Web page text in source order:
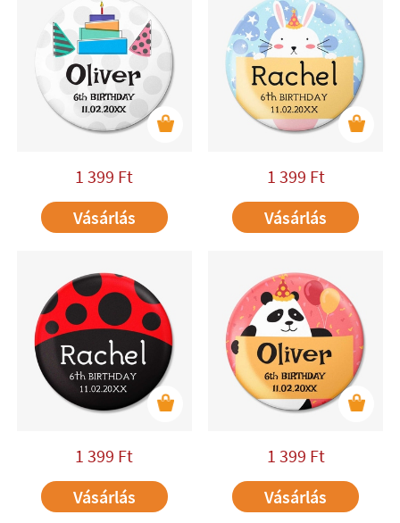
1 399 Ft
Vásárlás
1 399 Ft
Vásárlás
1 399 Ft
Vásárlás
1 399 Ft
Vásárlás